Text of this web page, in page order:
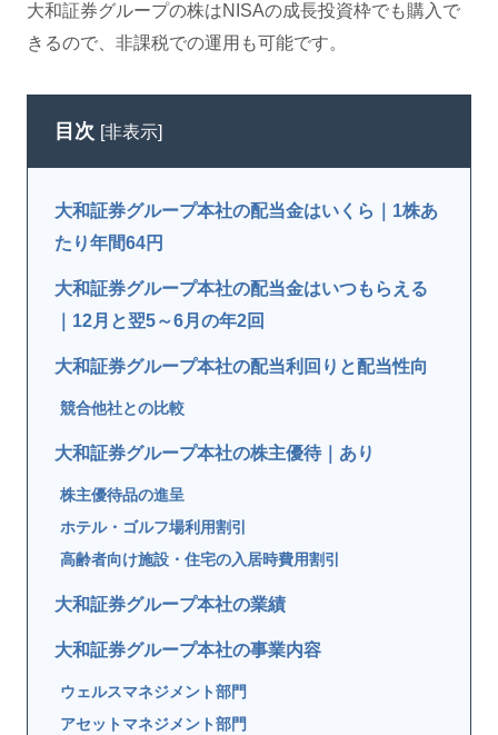
大和証券グループの株はNISAの成長投資枠でも購入で
きるので、非課税での運用も可能です。
目次 [非表示]
大和証券グループ本社の配当金はいくら｜1株あ
たり年間64円
大和証券グループ本社の配当金はいつもらえる
｜12月と翌5～6月の年2回
大和証券グループ本社の配当利回りと配当性向
競合他社との比較
大和証券グループ本社の株主優待｜あり
株主優待品の進呈
ホテル・ゴルフ場利用割引
高齢者向け施設・住宅の入居時費用割引
大和証券グループ本社の業績
大和証券グループ本社の事業内容
ウェルスマネジメント部門
アセットマネジメント部門